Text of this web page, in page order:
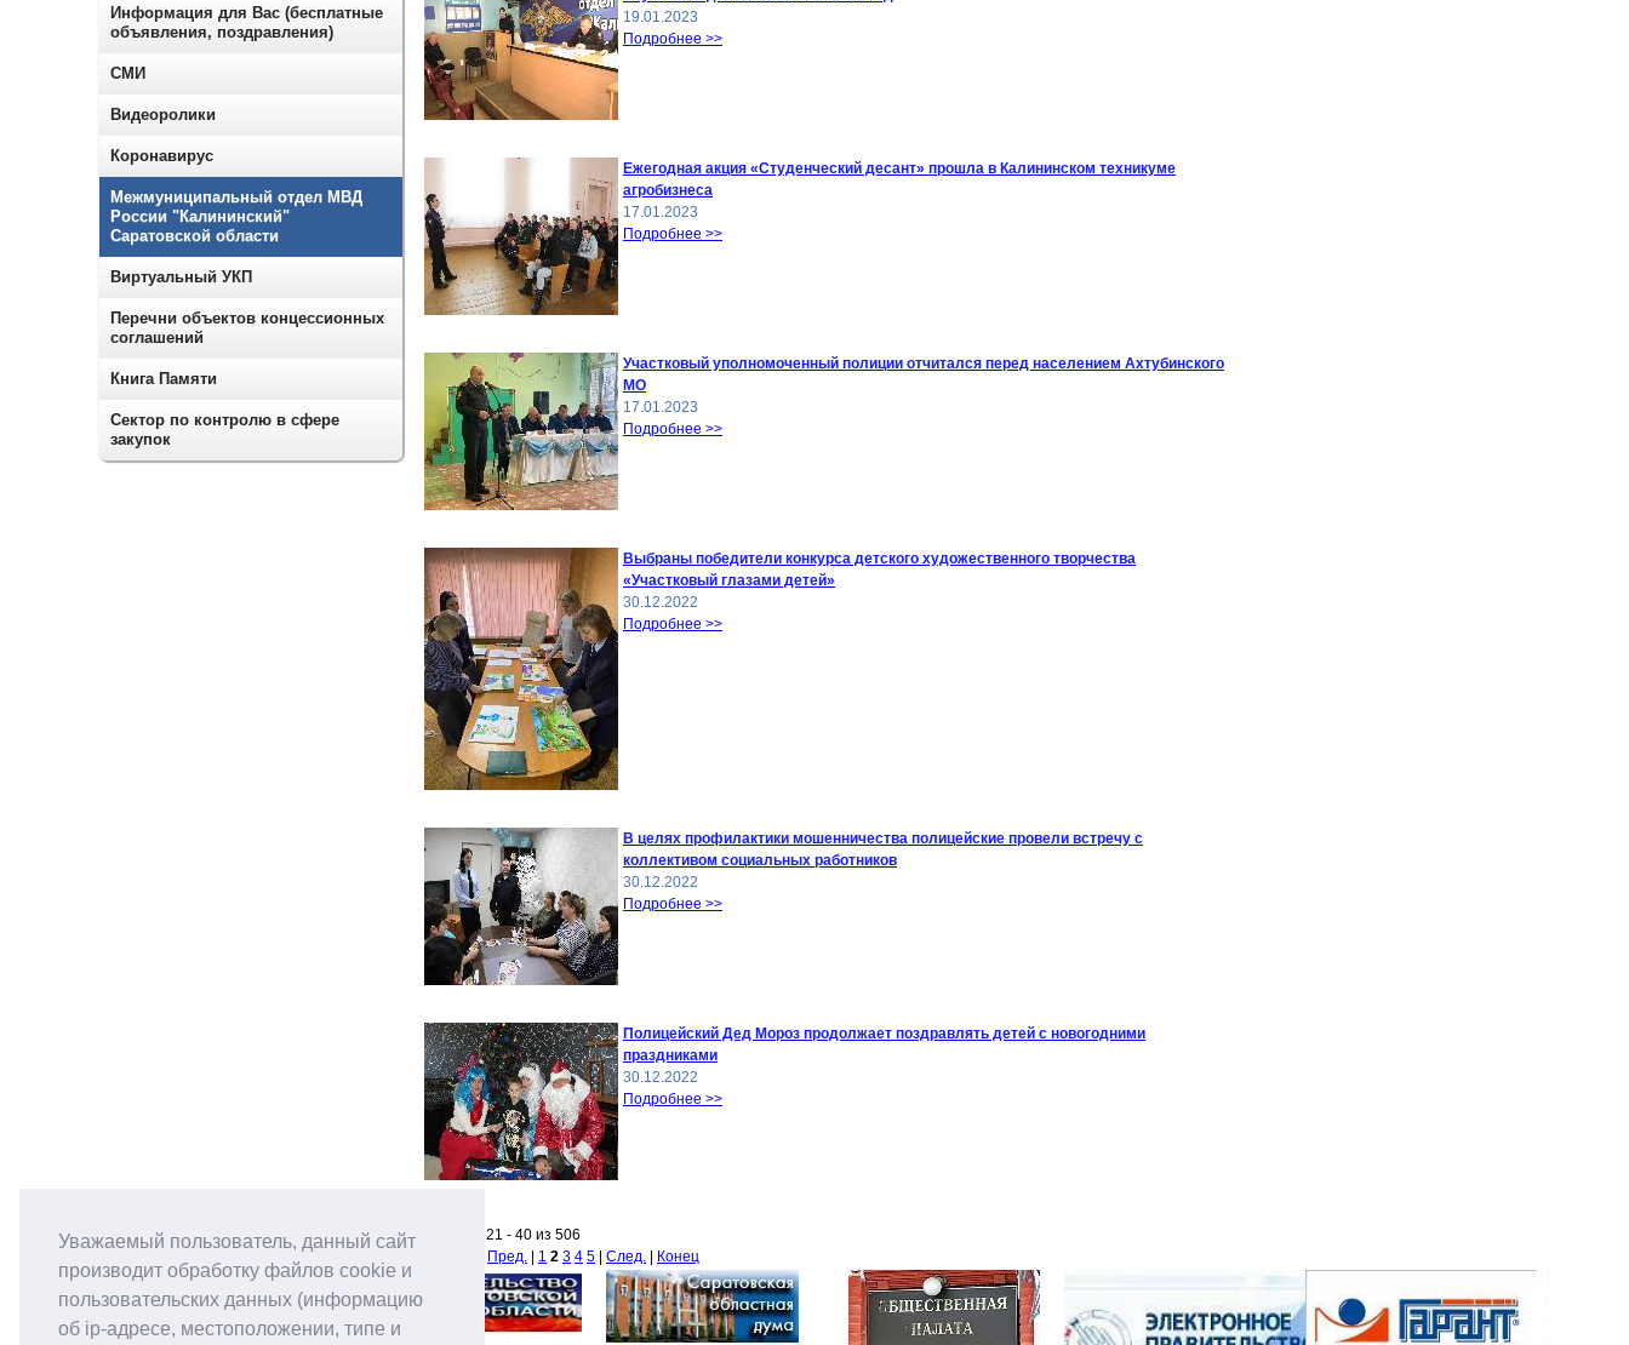
Уважаемый пользователь, данный сайт
производит обработку файлов cookie и
пользовательских данных (информацию
об ip-адресе, местоположении, типе и
19.01.2023
Подробнее >>
Ежегодная акция «Студенческий десант» прошла в Калининском техникуме
агробизнеса
17.01.2023
Подробнее >>
Участковый уполномоченный полиции отчитался перед населением Ахтубинского
МО
17.01.2023
Подробнее >>
Выбраны победители конкурса детского художественного творчества
«Участковый глазами детей»
30.12.2022
Подробнее >>
В целях профилактики мошенничества полицейские провели встречу с
коллективом социальных работников
30.12.2022
Подробнее >>
Полицейский Дед Мороз продолжает поздравлять детей с новогодними
праздниками
30.12.2022
Подробнее >>
Новости 21 - 40 из 506
Пред. 1 2 3 4 5 След. Конец
Информация для Вас (бесплатные
объявления, поздравления)
СМИ
Видеоролики
Коронавирус
Межмуниципальный отдел МВД
России "Калининский"
Саратовской области
Виртуальный УКП
Перечни объектов концессионных
соглашений
Книга Памяти
Сектор по контролю в сфере
закупок